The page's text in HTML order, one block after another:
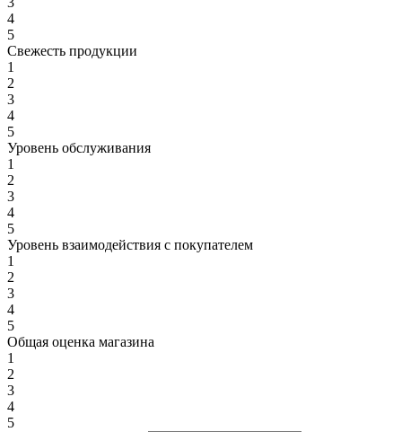
4
5
Свежесть продукции
1
2
3
4
5
Уровень обслуживания
1
2
3
4
5
Уровень взаимодействия с покупателем
1
2
3
4
5
Общая оценка магазина
1
2
3
4
5